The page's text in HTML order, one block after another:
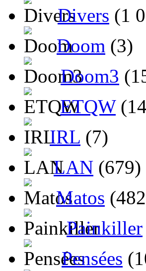
Divers (1
Doom (3)
Doom3
ETQW
IRL (7)
LAN (679)
Matos
Painkiller
Pensées